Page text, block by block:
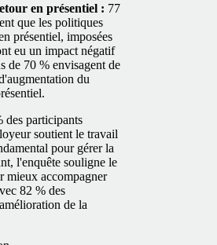
en présentiel : 77
que les politiques
présentiel, imposées
eu un impact négatif
de 70 % envisagent de
du
des participants
soutient le travail
pour gérer la
l'enquête souligne le
mieux accompagner
82 % des
de la